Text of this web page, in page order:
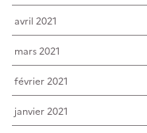
avril 2021
mars 2021
février 2021
janvier 2021